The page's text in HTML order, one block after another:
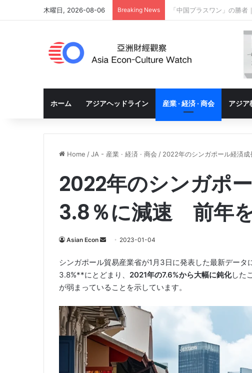
木曜日, 2026-08-06 Breaking News AIブーム冷却後も、アジア
ホーム アジアヘッドライン 産業 · 経済 · 商会 アジア
Home /JA - 産業 · 経済 · 商会 / 2022年のシンガポール経済
2022年のシンガポ
3.8％に減速 前年
Asian Econ
Send
email
2023-01-04
シンガポール貿易産業省が1月3日に発表した最新デー
3.8%**にとどまり、 2021年の7.6%から大幅に鈍化した
が弱まっていることを示しています。